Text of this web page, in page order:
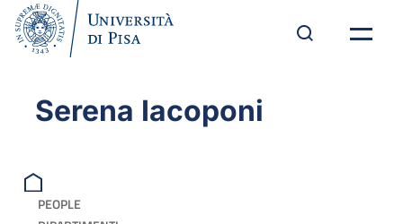
Serena Iacoponi
PEOPLE